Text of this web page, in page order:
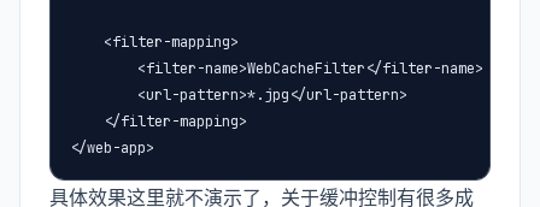
    <filter-mapping>
        <filter-name>WebCacheFilter</filter-name>
        <url-pattern>*.jpg</url-pattern>
    </filter-mapping>
</web-app>
具体效果这里就不演示了，关于缓冲控制有很多成